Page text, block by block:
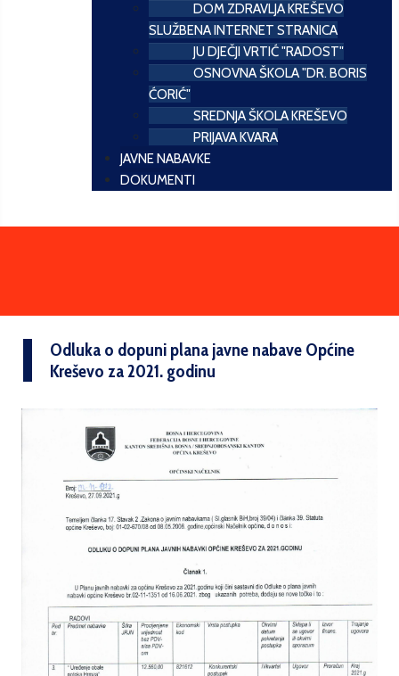
DOM ZDRAVLJA KREŠEVO
SLUŽBENA INTERNET STRANICA
JU DJEČJI VRTIĆ "RADOST"
OSNOVNA ŠKOLA "DR. BORIS
ĆORIĆ"
SREDNJA ŠKOLA KREŠEVO
PRIJAVA KVARA
JAVNE NABAVKE
DOKUMENTI
Odluka o dopuni plana javne nabave Općine
Kreševo za 2021. godinu